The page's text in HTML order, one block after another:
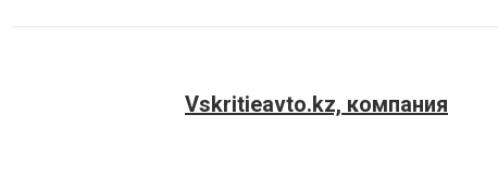
Vskritieavto.kz, компания